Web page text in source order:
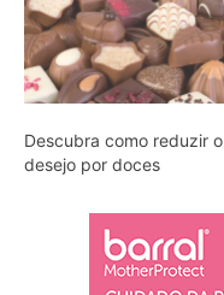
Descubra como reduzir o
desejo por doces